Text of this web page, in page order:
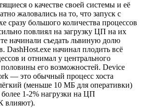
о качестве своей системы и её
жаловались на то, что запуск с
сразу большого количества процессов
повлиял на загрузку ЦП на их
начинали съедать львиную долю
DashHost.exe начинал плодить всё
и отнимал у центрального
его возможностей. Device
— это обычный процесс хоста
(меньше 10 МБ для оперативки)
более 1-2% нагрузки на ЦП
влияют).